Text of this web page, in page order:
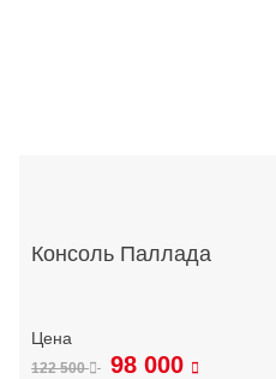
Консоль Паллада
122 500 98 000